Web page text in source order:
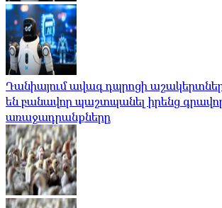
Դանիայում ավագ դպրոցի
են բանավոր պաշտպանել իրենց
առաջադրանքները